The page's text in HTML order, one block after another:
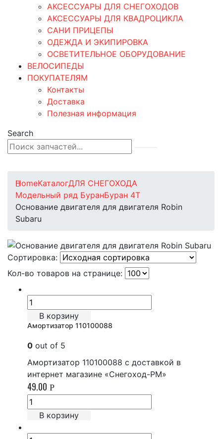
АКСЕССУАРЫ ДЛЯ СНЕГОХОДОВ
АКСЕССУАРЫ ДЛЯ КВАДРОЦИКЛА
САНИ ПРИЦЕПЫ
ОДЕЖДА И ЭКИПИРОВКА
ОСВЕТИТЕЛЬНОЕ ОБОРУДОВАНИЕ
ВЕЛОСИПЕДЫ
ПОКУПАТЕЛЯМ
Контакты
Доставка
Полезная информация
Search
HomeКаталогДЛЯ СНЕГОХОДА
Модельный ряд БуранБуран 4Т
Основание двигателя для двигателя Robin
Subaru
Сортировка:
Кол-во товаров на странице:
В корзину
Амортизатор 110100088
0 out of 5
Амортизатор 110100088 с доставкой в
интернет магазине «Снегоход-РМ»
49.00 Р
В корзину